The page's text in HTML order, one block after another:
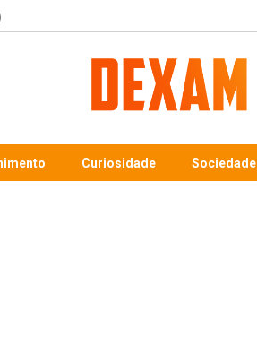
Curiosidade Sociedade